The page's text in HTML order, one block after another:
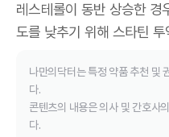
레스테롤이 동반 상승한 경
도를 낮추기 위해 스타틴
나만의닥터는 특정 약품 추천 및
다.
콘텐츠의 내용은 의사 및 간호사
다.